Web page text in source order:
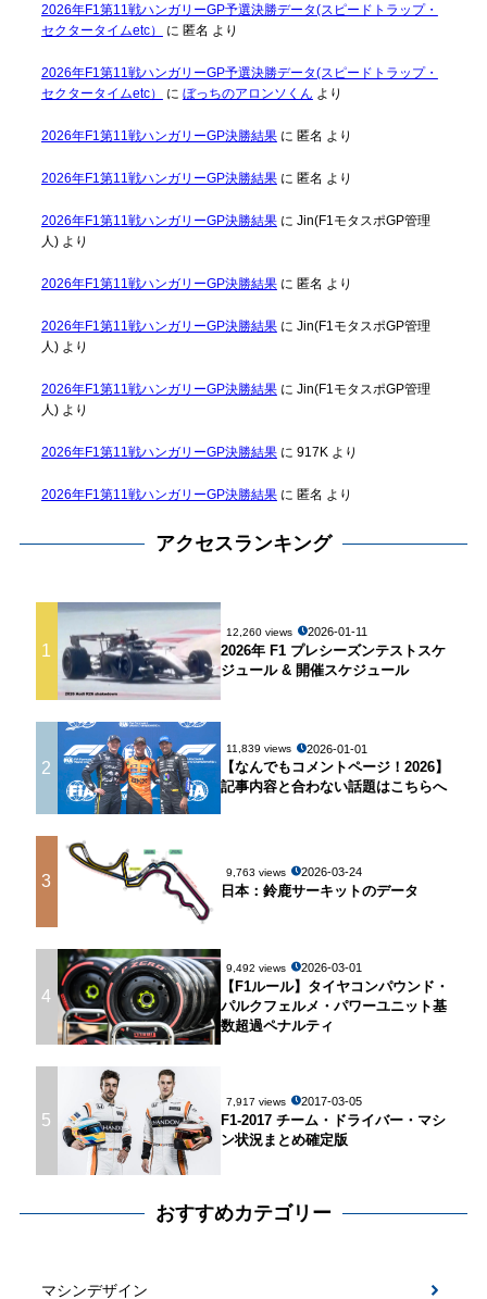
2026年F1第11戦ハンガリーGP予選決勝データ(スピードトラップ・
セクタータイムetc）
に 匿名 より
2026年F1第11戦ハンガリーGP予選決勝データ(スピードトラップ・
セクタータイムetc）
に ぼっちのアロンソくん より
2026年F1第11戦ハンガリーGP決勝結果に 匿名 より
2026年F1第11戦ハンガリーGP決勝結果に 匿名 より
2026年F1第11戦ハンガリーGP決勝結果に Jin(F1モタスポGP管理
人)より
2026年F1第11戦ハンガリーGP決勝結果に 匿名 より
2026年F1第11戦ハンガリーGP決勝結果に Jin(F1モタスポGP管理
人)より
2026年F1第11戦ハンガリーGP決勝結果に Jin(F1モタスポGP管理
人)より
2026年F1第11戦ハンガリーGP決勝結果に 917Kより
2026年F1第11戦ハンガリーGP決勝結果に 匿名 より
アクセスランキング
1
12,260 views 2026-01-11
2026年 F1 プレシーズンテストスケ
ジュール & 開催スケジュール
2
11,839 views 2026-01-01
【なんでもコメントページ！2026】
記事内容と合わない話題はこちらへ
3 9,763 views 2026-03-24
日本：鈴鹿サーキットのデータ
4
9,492 views 2026-03-01
【F1ルール】タイヤコンパウンド・
パルクフェルメ・パワーユニット基
数超過ペナルティ
5
7,917 views 2017-03-05
F1-2017 チーム・ドライバー・マシ
ン状況まとめ確定版
おすすめカテゴリー
マシンデザイン